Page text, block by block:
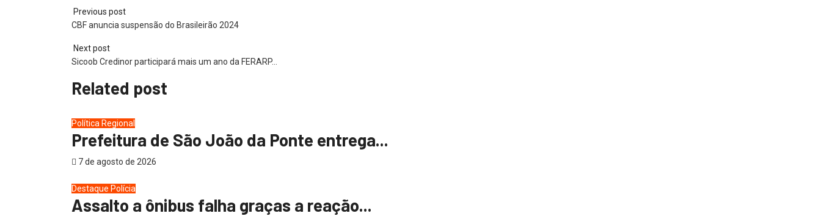
Previous post
CBF anuncia suspensão do Brasileirão 2024
Next post
Sicoob Credinor participará mais um ano da FERARP…
Related post
Política Regional
Prefeitura de São João da Ponte entrega...
7 de agosto de 2026
Destaque Polícia
Assalto a ônibus falha graças a reação...